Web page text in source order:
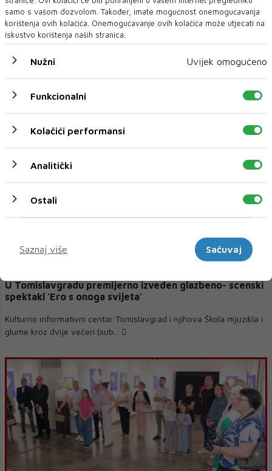
Tomislavgrad: Zapalio se kamion sa sjenom
U popodnevnim satima na prometnici između Tomislavgrada i Šuice
došlo je do samozap...
U Tomislavgradu premijerno izveden glazbeno- scenski
spektakl 'Ero s onoga svijeta'
Kulturno informativni centar Tomislavgrad i njihova Škola mjuzikla i
glume kroz dvije večeri (sub...
samo s vašom dozvolom. Također, imate mogućnost onemogućavanja
korištenja ovih kolačića. Onemogućavanje ovih kolačića može utjecati na
iskustvo korištenja naših stranica.
Nužni Uvijek omogućeno
Funkcionalni
Kolačići performansi
Analitički
Ostali
Saznaj više
Sačuvaj